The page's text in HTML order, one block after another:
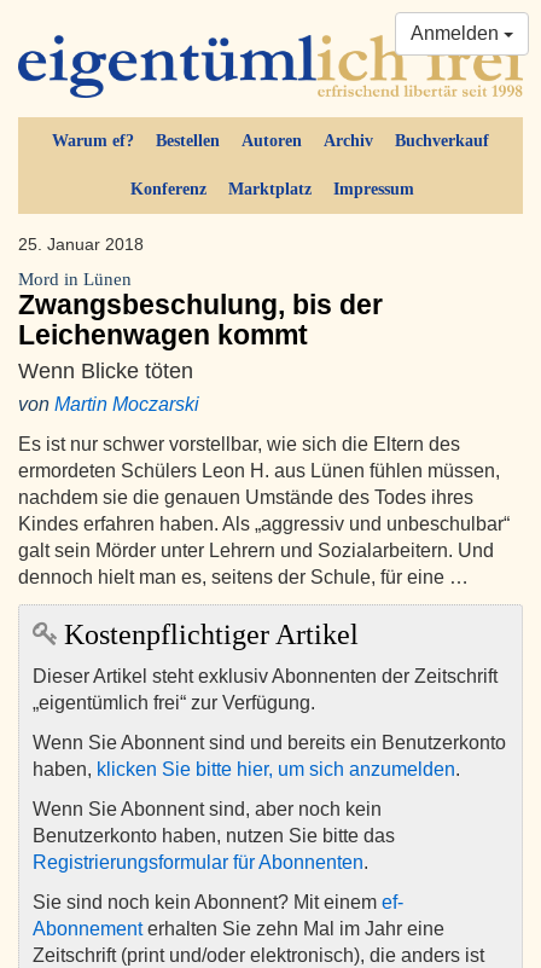
Warum ef? Bestellen Autoren Archiv Buchverkauf
Konferenz Marktplatz Impressum
Anmelden
25. Januar 2018
Mord in Lünen
Zwangsbeschulung, bis der
Leichenwagen kommt
Wenn Blicke töten
von Martin Moczarski
Es ist nur schwer vorstellbar, wie sich die Eltern des
ermordeten Schülers Leon H. aus Lünen fühlen müssen,
nachdem sie die genauen Umstände des Todes ihres
Kindes erfahren haben. Als „aggressiv und unbeschulbar“
galt sein Mörder unter Lehrern und Sozialarbeitern. Und
dennoch hielt man es, seitens der Schule, für eine …
Kostenpflichtiger Artikel
Dieser Artikel steht exklusiv Abonnenten der Zeitschrift
„eigentümlich frei“ zur Verfügung.
Wenn Sie Abonnent sind und bereits ein Benutzerkonto
haben, klicken Sie bitte hier, um sich anzumelden.
Wenn Sie Abonnent sind, aber noch kein
Benutzerkonto haben, nutzen Sie bitte das
Registrierungsformular für Abonnenten.
Sie sind noch kein Abonnent? Mit einem ef-
Abonnementerhalten Sie zehn Mal im Jahr eine
Zeitschrift (print und/oder elektronisch), die anders ist